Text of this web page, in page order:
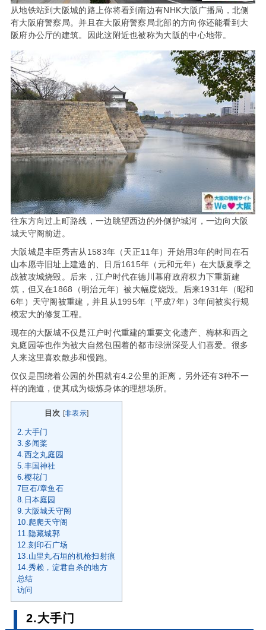
从地铁站到大阪城的路上你将看到南边有NHK大阪广播局，北侧
有大阪府警察局。并且在大阪府警察局北部的方向你还能看到大
阪府办公厅的建筑。因此这附近也被称为大阪的中心地带。
往东方向过上町路线，一边眺望西边的外侧护城河，一边向大阪
城天守阁前进。
大阪城是丰臣秀吉从1583年（天正11年）开始用3年的时间在石
山本愿寺旧址上建造的、日后1615年（元和元年）在大阪夏季之
战被攻城烧毁。后来，江户时代在德川幕府政府权力下重新建
筑，但又在1868（明治元年）被大幅度烧毁。后来1931年（昭和
6年）天守阁被重建，并且从1995年（平成7年）3年间被实行规
模宏大的修复工程。
现在的大阪城不仅是江户时代重建的重要文化遗产、梅林和西之
丸庭园等也作为被大自然包围着的都市绿洲深受人们喜爱。很多
人来这里喜欢散步和慢跑。
仅仅是围绕着公园的外围就有4.2公里的距离，另外还有3种不一
样的跑道，使其成为锻炼身体的理想场所。
目次 [非表示]
2.大手门
3.多闻桨
4.西之丸庭园
5.丰国神社
6.樱花门
7巨石/章鱼石
8.日本庭园
9.大阪城天守阁
10.爬爬天守阁
11.隐藏城郭
12.刻印石广场
13.山里丸石垣的机枪扫射痕
14.秀赖，淀君自杀的地方
总结
访问
2.大手门